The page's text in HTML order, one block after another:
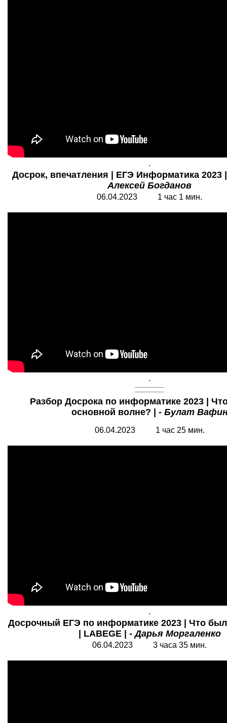
.
Досрок, впечатления | ЕГЭ Информатика 2023
Алексей Богданов
06.04.2023 1 час 1 мин.
.
Разбор Досрока по информатике 2023 |
основной волне? | - Булат
06.04.2023 1 час 25 мин.
.
Досрочный ЕГЭ по информатике 2023 | Что
| LABEGE | -Дарья Моргаленко
06.04.2023 3 часа 35 мин.